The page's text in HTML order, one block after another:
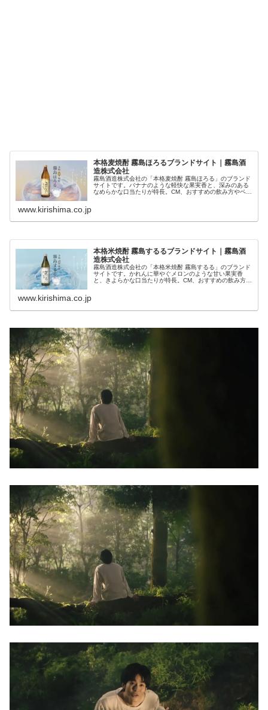
本格麦焼酎 霧島ほろるブランドサイト｜霧島酒
造株式会社
霧島酒造株式会社の「本格麦焼酎 霧島ほろる」のブランド
サイトです。バナナのような軽快な果実香と、深みのある
なめらかな口当たりが特長。CM、おすすめの飲み方やペア
www.kirishima.co.jp
本格米焼酎 霧島するるブランドサイト｜霧島酒
造株式会社
霧島酒造株式会社の「本格米焼酎 霧島するる」のブランド
サイトです。かれんに華やぐメロンのような甘い果実香
と、きよらかな口当たりが特長。CM、おすすめの飲み方や
www.kirishima.co.jp